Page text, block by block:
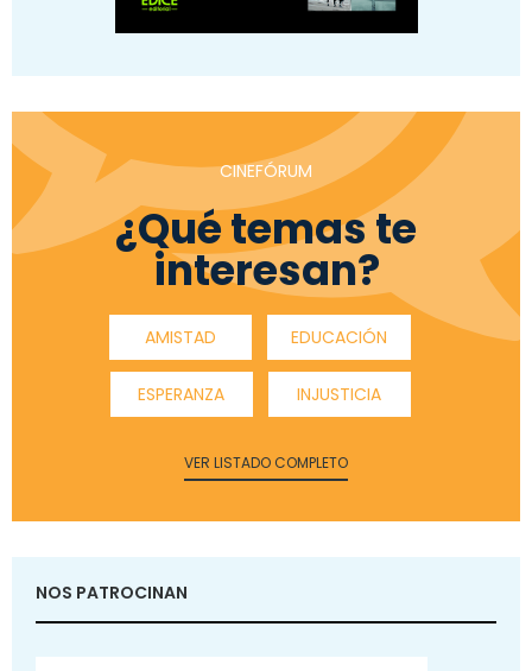
CINEFÓRUM
¿Qué temas te
interesan?
AMISTAD EDUCACIÓN
ESPERANZA INJUSTICIA
VER LISTADO COMPLETO
NOS PATROCINAN